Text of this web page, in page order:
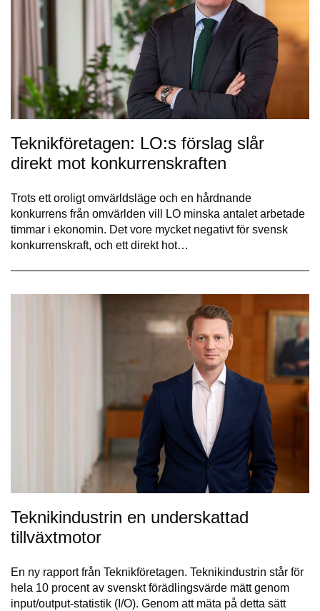
Teknikföretagen: LO:s förslag slår
direkt mot konkurrenskraften
Trots ett oroligt omvärldsläge och en hårdnande
konkurrens från omvärlden vill LO minska antalet arbetade
timmar i ekonomin. Det vore mycket negativt för svensk
konkurrenskraft, och ett direkt hot…
Teknikindustrin en underskattad
tillväxtmotor
En ny rapport från Teknikföretagen. Teknikindustrin står för
hela 10 procent av svenskt förädlingsvärde mätt genom
input/output-statistik (I/O). Genom att mäta på detta sätt